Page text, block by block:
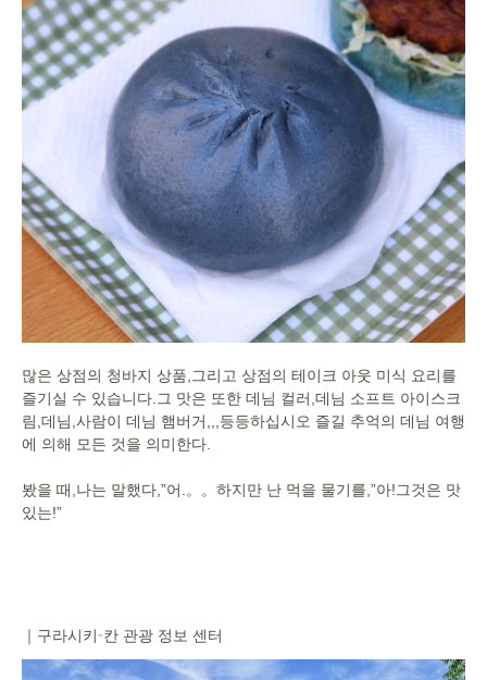
많은 상점의 청바지 상품,그리고 상점의 테이크 아웃 미식 요리를
즐기실 수 있습니다.그 맛은 또한 데님 컬러,데님 소프트 아이스크
림, 데님,사람이 데님 햄버거,,,등등하십시오 즐길 추억의 데님 여행
에 의해 모든 것을 의미한다.
봤을 때,나는 말했다,”어.。。하지만 난 먹을 물기를,”아!그것은 맛
있는!”
｜구라시키-칸 관광 정보 센터